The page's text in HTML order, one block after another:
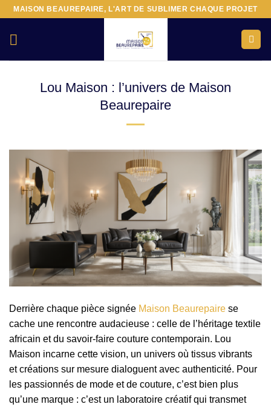
Passer
contenu
MAISON BEAUREPAIRE, L'ART DE SUBLIMER CHAQUE PROJET
Lou Maison : l’univers de Maison
Beaurepaire
Derrière chaque pièce signée Maison Beaurepaire se
cache une rencontre audacieuse : celle de l’héritage textile
africain et du savoir-faire couture contemporain. Lou
Maison incarne cette vision, un univers où tissus vibrants
et créations sur mesure dialoguent avec authenticité. Pour
les passionnés de mode et de couture, c’est bien plus
qu’une marque : c’est un laboratoire créatif qui transmet